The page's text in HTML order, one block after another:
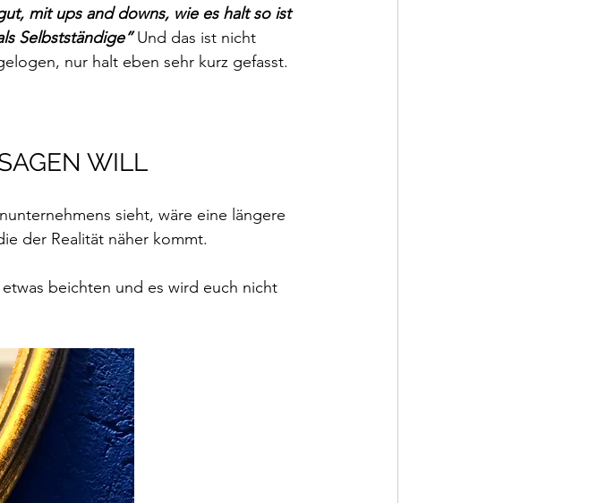
mit ups and downs, wie es halt so ist
Selbstständige” Und das ist nicht
nur halt eben sehr kurz gefasst.
WILL
sieht, wäre eine längere
der Realität näher kommt.
beichten und es wird euch nicht